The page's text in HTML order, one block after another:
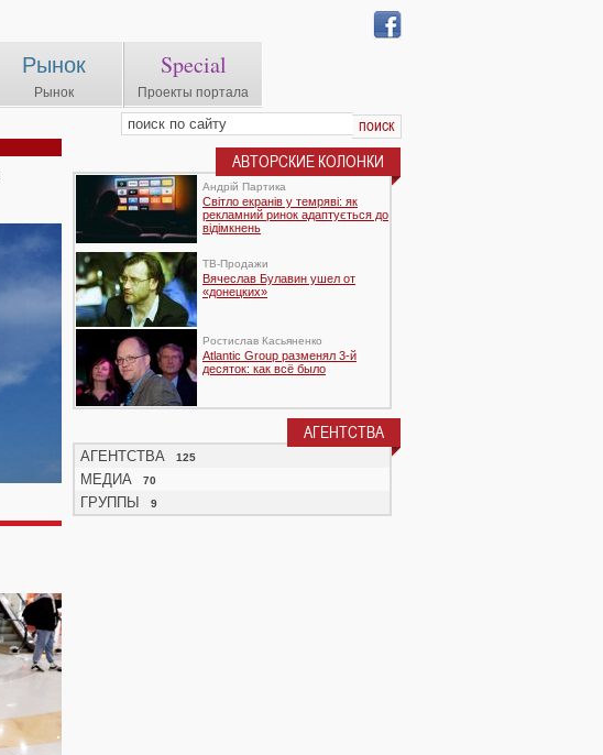
Рынок
Рынок
Special
Проекты портала
АВТОРСКИЕ КОЛОНКИ
Андрій Партика
Світло екранів у темряві: як
рекламний ринок адаптується до
відімкнень
TВ-Продажи
Вячеслав Булавин ушел от
«донецких»
Ростислав Касьяненко
Atlantic Group разменял 3-й
десяток: как всё было
АГЕНТСТВА
АГЕНТСТВА 125
МЕДИА 70
ГРУППЫ 9